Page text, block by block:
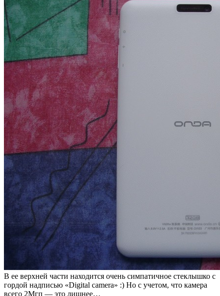
В ее верхней части находится очень симпатичное стеклышко с
гордой надписью «Digital camera» :) Но с учетом, что камера
всего 2Мгп — это лишнее…